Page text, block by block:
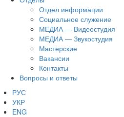
Отдел информации
Социальное служение
МЕДИА — Видеостудия
МЕДИА — Звукостудия
Мастерские
Вакансии
Контакты
Вопросы и ответы
РУС
УКР
ENG